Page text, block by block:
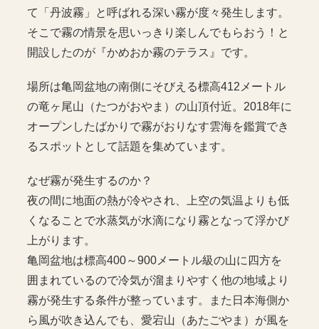
て「丹波霧」と呼ばれる深い霧が度々発生します。
そこで霧の情景を思いっきり楽しんでもらおう！と
開設したのが『かめおか霧のテラス』です。
場所は亀岡盆地の南側にそびえる標高412メートル
の竜ヶ尾山（たつがおやま）の山頂付近。2018年に
オープンしたばかりで霧がおりなす雲海を鑑賞でき
るスポットとして話題を集めています。
なぜ霧が発生するのか？
夜の間に地面の熱が冷やされ、上空の気温よりも低
くなることで水蒸気が水滴になり霧となって浮かび
上がります。
亀岡盆地は標高400～900メートル級の山に四方を
囲まれているので冷気が溜まりやすく他の地域より
霧が発生する条件が整っています。また日本海側か
ら風が吹き込んでも、愛宕山（あたごやま）が風を